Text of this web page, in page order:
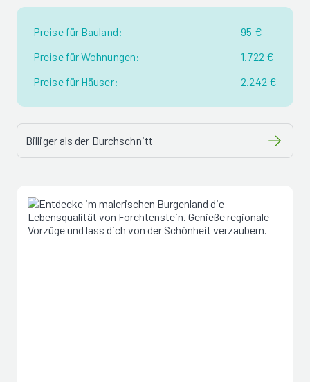
Preise für Bauland:
95 €
Preise für Wohnungen:
1.722 €
Preise für Häuser:
2.242 €
Billiger als der Durchschnitt